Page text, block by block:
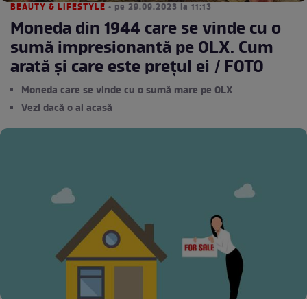
BEAUTY & LIFESTYLE • pe 29.09.2023 la 11:13
Moneda din 1944 care se vinde cu o
sumă impresionantă pe OLX. Cum
arată și care este prețul ei / FOTO
Moneda care se vinde cu o sumă mare pe OLX
Vezi dacă o ai acasă